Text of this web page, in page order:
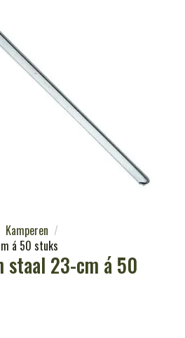
Kamperen
á 50 stuks
staal 23-cm á 50